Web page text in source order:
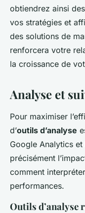
obtiendrez ainsi
vos stratégies et
des solutions de
renforcera votre
la croissance de
Analyse et
Pour maximiser
d’outils d’analyse
Google Analytics
précisément
comment
performances.
Outils d’analyse